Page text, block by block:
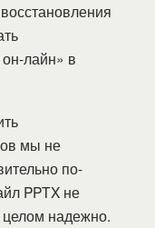
лайн» в
мы не
по-
PPTX не
целом надежно.